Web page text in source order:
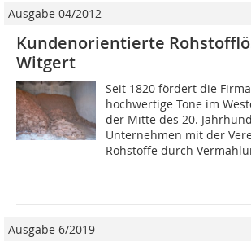
Ausgabe 04/2012
Kundenorientierte
Witgert
Seit 1820 fördert die
hochwertige Tone im
der Mitte des 20.
Unternehmen mit der
Rohstoffe durch
Ausgabe 6/2019